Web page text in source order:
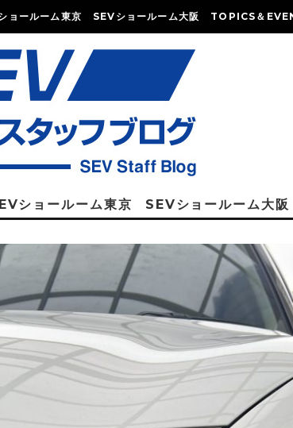
ョールーム東京 SEVショールーム大阪 TOPICS＆
ショールーム東京 SEVショールーム大阪